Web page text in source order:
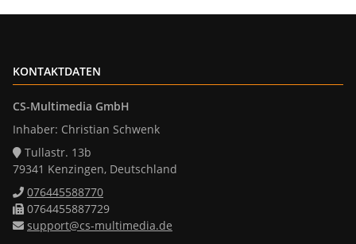
KONTAKTDATEN
CS-Multimedia GmbH
Inhaber: Christian Schwenk
Tullastr. 13b
79341 Kenzingen, Deutschland
076445588770
0764455887729
support@cs-multimedia.de